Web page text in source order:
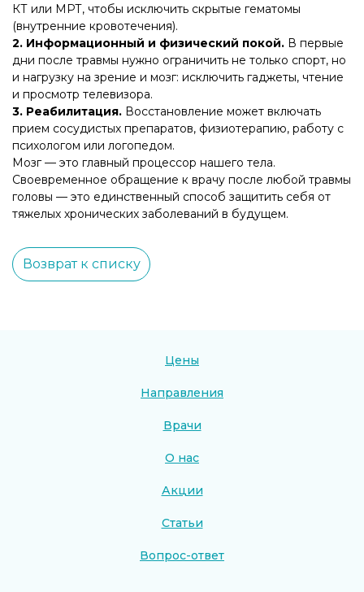
КТ или МРТ, чтобы исключить скрытые гематомы
(внутренние кровотечения).
2. Информационный и физический покой. В первые
дни после травмы нужно ограничить не только спорт, но
и нагрузку на зрение и мозг: исключить гаджеты, чтение
и просмотр телевизора.
3. Реабилитация. Восстановление может включать
прием сосудистых препаратов, физиотерапию, работу с
психологом или логопедом.
Мозг — это главный процессор нашего тела.
Своевременное обращение к врачу после любой травмы
головы — это единственный способ защитить себя от
тяжелых хронических заболеваний в будущем.
Возврат к списку
Цены
Направления
Врачи
О нас
Акции
Статьи
Вопрос-ответ